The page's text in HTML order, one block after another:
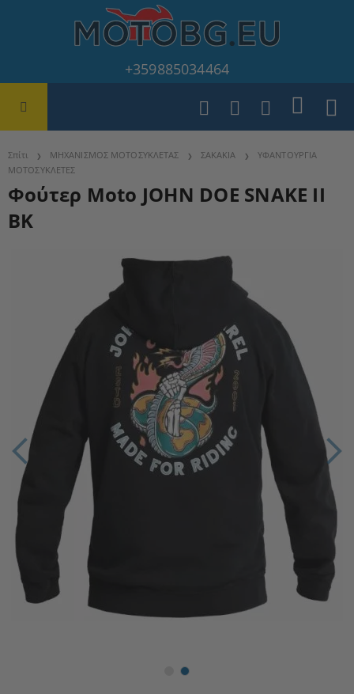
+359885034464
Σπίτι ΜΗΧΑΝΙΣΜΟΣ ΜΟΤΟΣΥΚΛΕΤΑΣ ΣΑΚΑΚΙΑ
ΥΦΑΝΤΟΥΡΓΙΑ
ΜΟΤΟΣΥΚΛΕΤΕΣ
Φούτερ Moto JOHN DOE SNAKE II
BK